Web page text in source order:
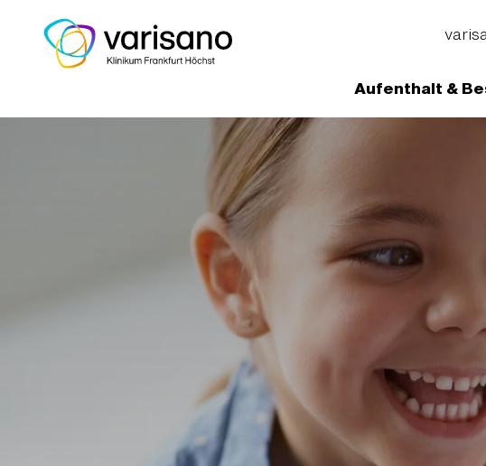
Aufenthalt &
Medizinische Experten und
Klinik für Kinder- und Jugendmedizin